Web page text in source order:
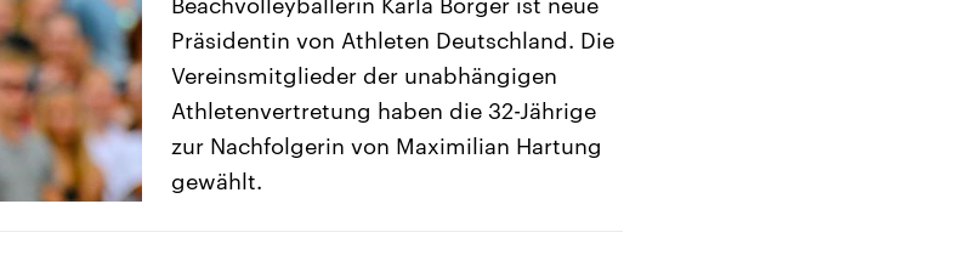
Präsidentin von Athleten Deutschland. Die
Vereinsmitglieder der unabhängigen
Athletenvertretung haben die 32-Jährige
zur Nachfolgerin von Maximilian Hartung
gewählt.